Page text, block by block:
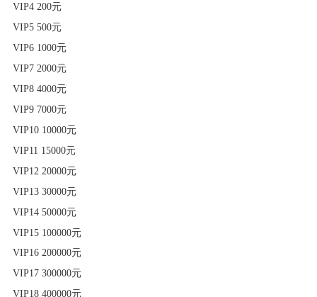
VIP4 200元
VIP5 500元
VIP6 1000元
VIP7 2000元
VIP8 4000元
VIP9 7000元
VIP10 10000元
VIP11 15000元
VIP12 20000元
VIP13 30000元
VIP14 50000元
VIP15 100000元
VIP16 200000元
VIP17 300000元
VIP18 400000元